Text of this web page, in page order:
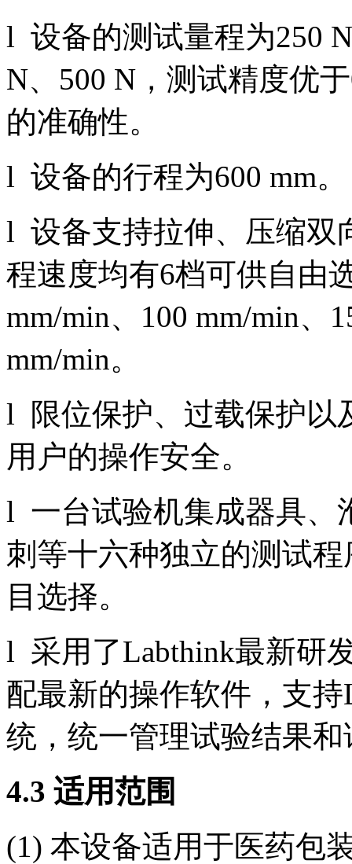
l 设备的测试量程为250
N、500 N，测试精度优
的准确性。
l 设备的行程为600 mm。
l 设备支持拉伸、压缩双
程速度均有6档可供自由
mm/min、100 mm/min、
mm/min。
l 限位保护、过载保护以
用户的操作安全。
l 一台试验机集成器具、
刺等十六种独立的测试
目选择。
l 采用了Labthink最新研
配最新的操作软件，支
统，统一管理试验结果
4.3 适用范围
(1) 本设备适用于医药包